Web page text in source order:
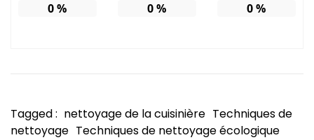
0% 0% 0%
Tagged : nettoyage de la cuisinière Techniques de
nettoyage Techniques de nettoyage écologique